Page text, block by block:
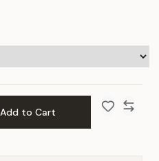
Add to Cart